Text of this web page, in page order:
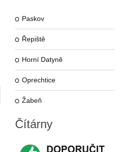
Paskov
Řepiště
Horní Datyně
Oprechtice
Žabeň
Čítárny